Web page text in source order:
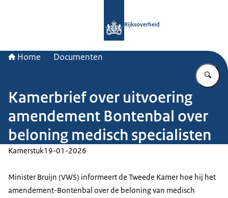
Rijksoverheid
Home Documenten
Kamerbrief over uitvoering
amendement Bontenbal over
beloning medisch specialisten
Kamerstuk19-01-2026
Minister Bruijn (VWS) informeert de Tweede Kamer hoe hij het
amendement-Bontenbal over de beloning van medisch